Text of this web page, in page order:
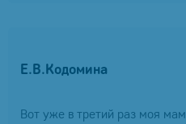
Е.В.Кодомина
Вот уже в третий раз моя